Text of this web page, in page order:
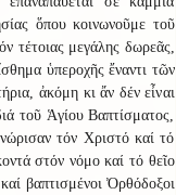
ὅπου κοινωνοῦμε τοῦ
τέτοιας μεγάλης δωρεᾶς,
ὑπεροχῆς ἔναντι τῶν
ἀκόμη κι ἄν δέν εἶναι
τοῦ Ἁγίου Βαπτίσματος,
τόν Χριστό καί τό
στόν νόμο καί τό θεῖο
βαπτισμένοι Ὀρθόδοξοι